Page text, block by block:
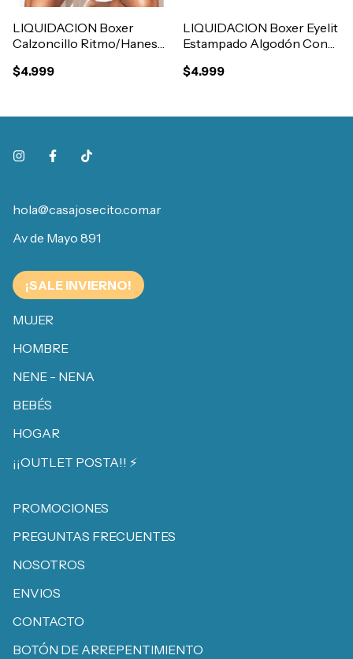
LIQUIDACION Boxer
Calzoncillo Ritmo/Hanes
Con Abertura Art.8001
$4.999
LIQUIDACION Boxer Eyelit
Estampado Algodón Con
$4.999
hola@casajosecito.com.ar
Av de Mayo 891
¡SALE INVIERNO!
MUJER
HOMBRE
NENE - NENA
BEBÉS
HOGAR
¡¡OUTLET POSTA!! ⚡️
PROMOCIONES
PREGUNTAS FRECUENTES
NOSOTROS
ENVIOS
CONTACTO
BOTÓN DE ARREPENTIMIENTO